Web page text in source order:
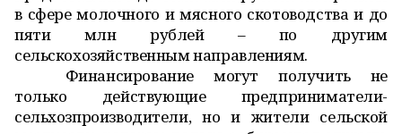
в сфере молочного и мясного скотоводства и до
пяти млн рублей – по другим
сельскохозяйственным направлениям.
Финансирование могут получить не
только действующие предприниматели-
сельхозпроизводители, но и жители сельской